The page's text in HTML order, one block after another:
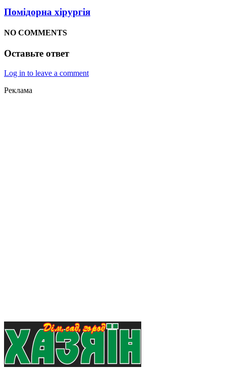
Помідорна хірургія
NO COMMENTS
Оставьте ответ
Log in to leave a comment
Реклама